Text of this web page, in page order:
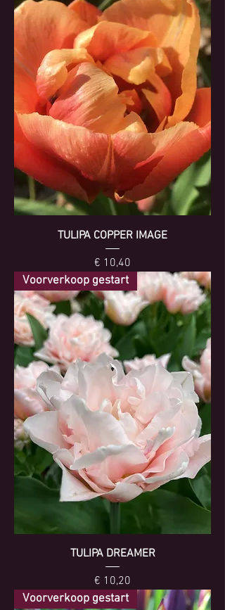
TULIPA COPPER IMAGE
Prijs
€ 10,40
Voorverkoop gestart
TULIPA DREAMER
Prijs
€ 10,20
Voorverkoop gestart